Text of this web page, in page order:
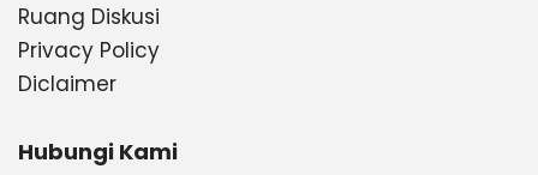
Ruang Diskusi
Privacy Policy
Diclaimer
Hubungi Kami